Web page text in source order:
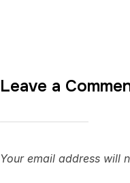
Leave a
Your email address will